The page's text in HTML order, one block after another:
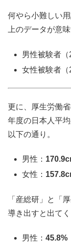
何やら小難しい
上のデータが意
男性被験者
女性被験者
更に、厚生労働
年度の日本人平
以下の通り。
男性：
女性：
「産総研」と「
導き出すと出て
男性：45.8%